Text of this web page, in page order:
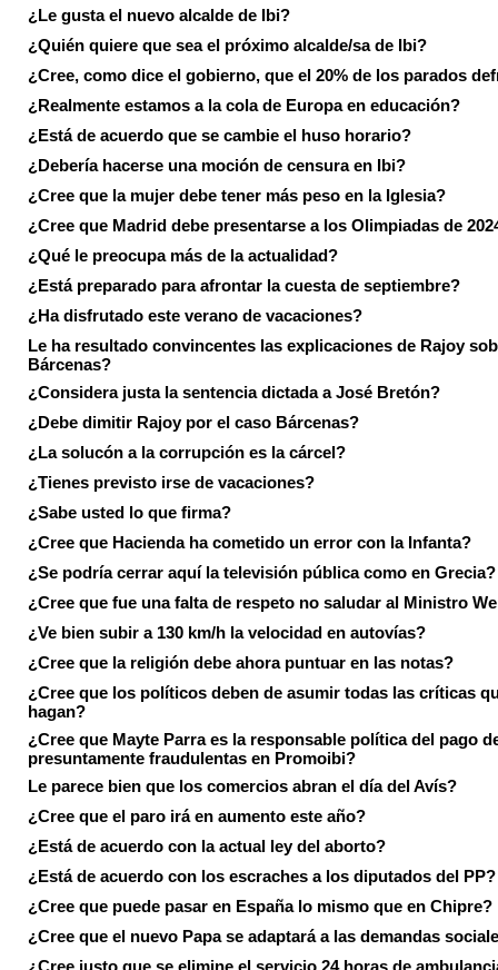
¿Le gusta el nuevo alcalde de Ibi?
¿Quién quiere que sea el próximo alcalde/sa de Ibi?
¿Cree, como dice el gobierno, que el 20% de los parados
¿Realmente estamos a la cola de Europa en educación?
¿Está de acuerdo que se cambie el huso horario?
¿Debería hacerse una moción de censura en Ibi?
¿Cree que la mujer debe tener más peso en la Iglesia?
¿Cree que Madrid debe presentarse a los Olimpiadas de
¿Qué le preocupa más de la actualidad?
¿Está preparado para afrontar la cuesta de septiembre?
¿Ha disfrutado este verano de vacaciones?
Le ha resultado convincentes las explicaciones de Rajoy
Bárcenas?
¿Considera justa la sentencia dictada a José Bretón?
¿Debe dimitir Rajoy por el caso Bárcenas?
¿La solucón a la corrupción es la cárcel?
¿Tienes previsto irse de vacaciones?
¿Sabe usted lo que firma?
¿Cree que Hacienda ha cometido un error con la Infanta?
¿Se podría cerrar aquí la televisión pública como en Grecia?
¿Cree que fue una falta de respeto no saludar al Ministro
¿Ve bien subir a 130 km/h la velocidad en autovías?
¿Cree que la religión debe ahora puntuar en las notas?
¿Cree que los políticos deben de asumir todas las críticas
hagan?
¿Cree que Mayte Parra es la responsable política del pago
presuntamente fraudulentas en Promoibi?
Le parece bien que los comercios abran el día del Avís?
¿Cree que el paro irá en aumento este año?
¿Está de acuerdo con la actual ley del aborto?
¿Está de acuerdo con los escraches a los diputados del PP?
¿Cree que puede pasar en España lo mismo que en Chipre?
¿Cree que el nuevo Papa se adaptará a las demandas
¿Cree justo que se elimine el servicio 24 horas de